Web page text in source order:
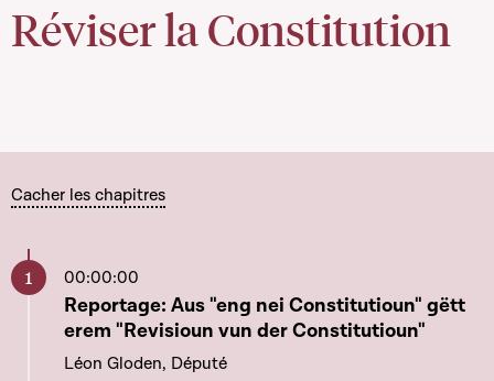
Réviser la Constitution
Cacher les chapitres
00:00:00
Aller à ce chapitre
Reportage: Aus "eng nei Constitutioun" gëtt
erem "Revisioun vun der Constitutioun"
Léon Gloden, Député